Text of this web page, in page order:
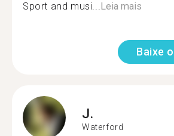
Sport and musi...Leia mais
Baixe
J.
Waterford